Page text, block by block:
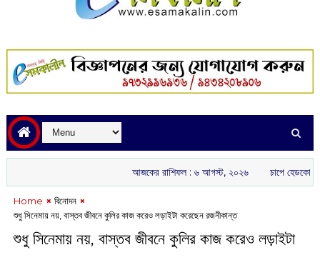
আজকের রাশিফল :‌ ‌‌৬ আগস্ট, ২০২৬ চাপে হেডকোচ গৌতম
Home
বিনোদন
শুধু সিনেমায় নয়, বাস্তব জীবনে কুলির কাজ করেও লড়াইটা করেছেন রজনীকান্ত
শুধু সিনেমায় নয়, বাস্তব জীবনে কুলির কাজ করেও লড়াইটা